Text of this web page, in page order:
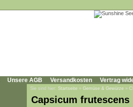
Unsere AGB Versandkosten Vertrag
Sie sind hier: Startseite » Gemüse & Gewürze »
Capsicum frutescens